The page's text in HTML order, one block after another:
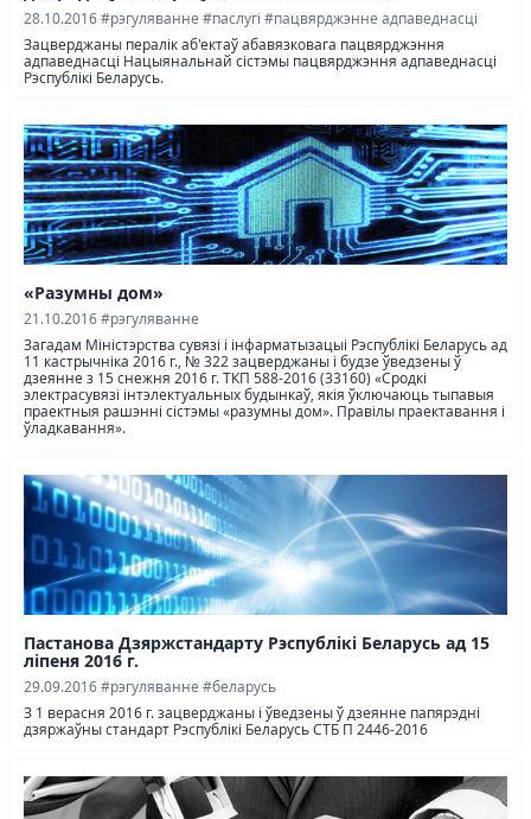
28.10.2016#рэгуляванне #паслугі #пацвярджэнне адпаведнасці
Зацверджаны пералік аб'ектаў абавязковага пацвярджэння
адпаведнасці Нацыянальнай сістэмы пацвярджэння адпаведнасці
Рэспублікі Беларусь.
«Разумны дом»
21.10.2016#рэгуляванне
Загадам Міністэрства сувязі і інфарматызацыі Рэспублікі Беларусь ад
11 кастрычніка 2016 г., № 322 зацверджаны і будзе ўведзены ў
дзеянне з 15 снежня 2016 г. ТКП 588-2016 (33160) «Сродкі
электрасувязі інтэлектуальных будынкаў, якія ўключаюць тыпавыя
праектныя рашэнні сістэмы «разумны дом». Правілы праектавання і
ўладкавання».
Пастанова Дзяржстандарту Рэспублікі Беларусь ад 15
лiпеня 2016 г.
29.09.2016#рэгуляванне #беларусь
З 1 верасня 2016 г. зацверджаны і ўведзены ў дзеянне папярэдні
дзяржаўны стандарт Рэспублікі Беларусь СТБ П 2446-2016